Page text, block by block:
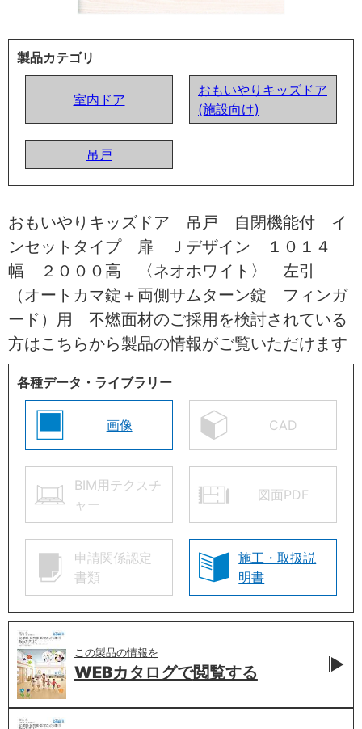
製品カテゴリ
室内ドア
おもいやりキッズドア
(施設向け)
吊戸
おもいやりキッズドア 吊戸 自閉機能付 イ
ンセットタイプ 扉 Ｊデザイン １０１４
幅 ２０００高 〈ネオホワイト〉 左引
（オートカマ錠＋両側サムターン錠 フィンガ
ード）用 不燃面材のご採用を検討されている
方はこちらから製品の情報がご覧いただけます
各種データ・ライブラリー
画像 CAD
BIM用テクスチ
ャー
図面PDF
申請関係認定
書類
施工・取扱説
明書
この製品の情報を
WEBカタログで閲覧する